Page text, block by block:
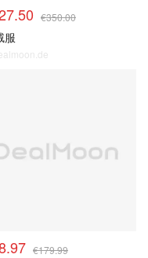
€350.00
服
€179.99